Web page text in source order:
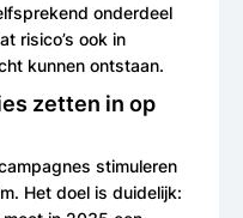
onderdeel
risico’s ook in
kunnen ontstaan.
zetten in op
stimuleren
Het doel is duidelijk: